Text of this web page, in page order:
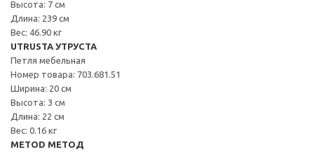
Высота: 7 см
Длина: 239 см
Вес: 46.90 кг
UTRUSTA УТРУСТА
Петля мебельная
Номер товара: 703.681.51
Ширина: 20 см
Высота: 3 см
Длина: 22 см
Вес: 0.16 кг
METOD МЕТОД